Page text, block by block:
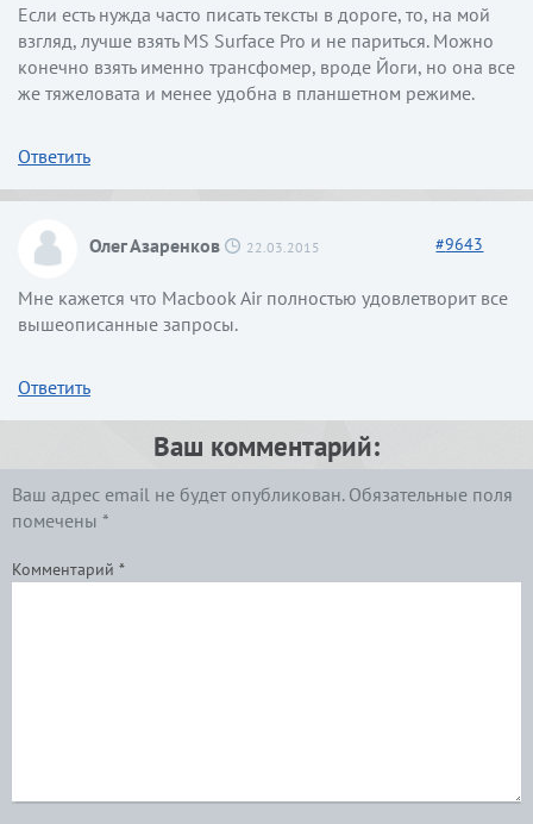
Если есть нужда часто писать тексты в дороге, то, на мой
взгляд, лучше взять MS Surface Pro и не париться. Можно
конечно взять именно трансфомер, вроде Йоги, но она все
же тяжеловата и менее удобна в планшетном режиме.
Ответить
Олег Азаренков 22.03.2015 #9643
Мне кажется что Macbook Air полностью удовлетворит все
вышеописанные запросы.
Ответить
Ваш комментарий:
Ваш адрес email не будет опубликован. Обязательные поля
помечены *
Комментарий *